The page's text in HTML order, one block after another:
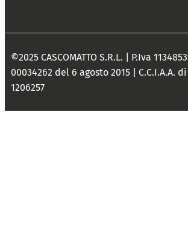
©2025 CASCOMATTO S.R.L. | P.Iva
00034262 del 6 agosto 2015 | C.C.I.A.A.
1206257